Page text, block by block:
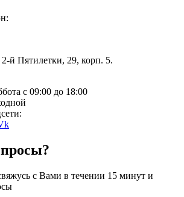
й Пятилетки, 29, корп. 5.
с 09:00 до 18:00
с Вами в течении 15 минут и